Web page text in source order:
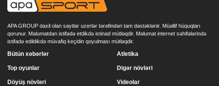
APA GROUP daxil olan saytlar uzerlər tərəfindən tam dəstəklənir. Müəllif hüquqları
qorunur. Məlumatdan istifadə etdikdə istinad mütləqdir. Məlumat internet səhifələrində
istifadə edildikdə müvafiq keçidin qoyulması mütləqdir.
Bütün xəbərlər
Top oyunlar
Döyüş növləri
Atletika
Digər növləri
Videolar